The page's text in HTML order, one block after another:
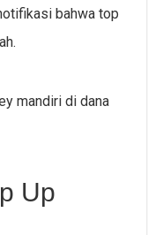
bahwa top
mandiri di dana
Up